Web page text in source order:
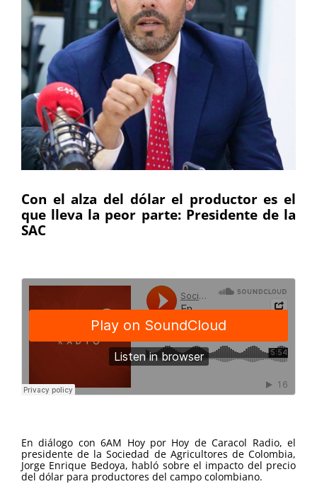
Con el alza del dólar el productor es el
que lleva la peor parte: Presidente de la
SAC
En diálogo con 6AM Hoy por Hoy de Caracol Radio, el
presidente de la Sociedad de Agricultores de Colombia,
Jorge Enrique Bedoya, habló sobre el impacto del precio
del dólar para productores del campo colombiano.